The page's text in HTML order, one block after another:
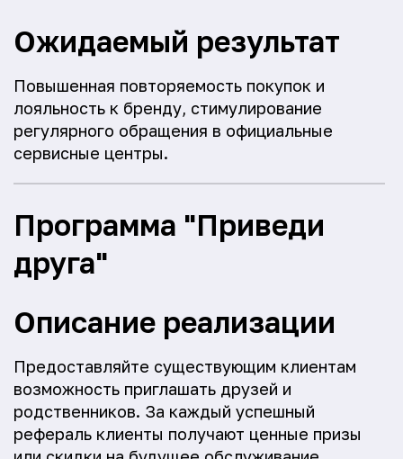
Ожидаемый результат
Повышенная повторяемость покупок и
лояльность к бренду, стимулирование
регулярного обращения в официальные
сервисные центры.
Программа "Приведи
друга"
Описание реализации
Предоставляйте существующим клиентам
возможность приглашать друзей и
родственников. За каждый успешный
рефераль клиенты получают ценные призы